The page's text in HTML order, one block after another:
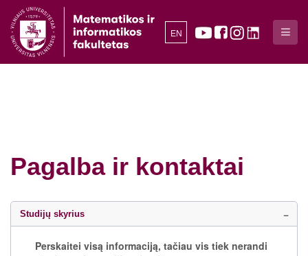
EN
Pagalba ir kontaktai
Studijų skyrius
Perskaitei visą informaciją, tačiau vis tiek nerandi